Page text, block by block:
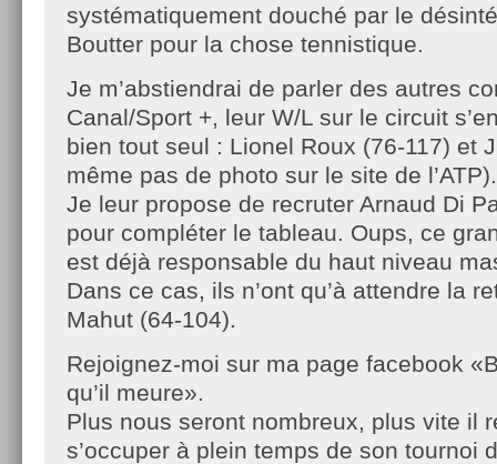
systématiquement douché par le
Boutter pour la chose tennistique.
Je m’abstiendrai de parler des autres
Canal/Sport +, leur W/L sur le circuit
bien tout seul : Lionel Roux (76-117) et
même pas de photo sur le site de l’ATP).
Je leur propose de recruter Arnaud Di
pour compléter le tableau. Oups, ce
est déjà responsable du haut niveau
Dans ce cas, ils n’ont qu’à attendre la
Mahut (64-104).
Rejoignez-moi sur ma page facebook
qu’il meure».
Plus nous seront nombreux, plus vite il
s’occuper à plein temps de son tournoi